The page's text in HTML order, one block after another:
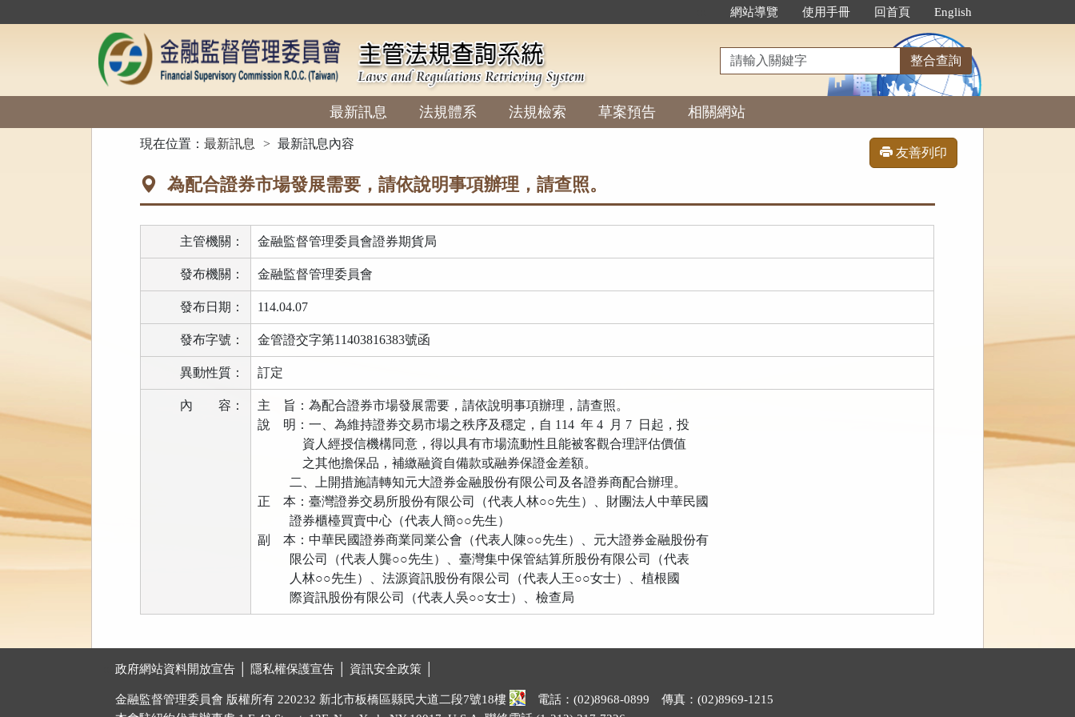
到
網站導覽 使用手冊 回首頁 English
請
輸
入
關
鍵
整合查詢
最新訊息 法規體系 法規檢索 草案預告 相關網站
現在位置：最新訊息 最新訊息內容
友善列印
為配合證券市場發展需要，請依說明事項辦理，請查照。
主管機關： 金融監督管理委員會證券期貨局
發布機關： 金融監督管理委員會
發布日期： 114.04.07
發布字號： 金管證交字第11403816383號函
異動性質： 訂定
內容：
主 旨：為配合證券市場發展需要，請依說明事項辦理，請查照。
說 明：一、為維持證券交易市場之秩序及穩定，自 114 年 4 月 7 日起，投
資人經授信機構同意，得以具有市場流動性且能被客觀合理評估價值
之其他擔保品，補繳融資自備款或融券保證金差額。
二、上開措施請轉知元大證券金融股份有限公司及各證券商配合辦理。
正 本：臺灣證券交易所股份有限公司（代表人林○○先生）、財團法人中華民國
證券櫃檯買賣中心（代表人簡○○先生）
副 本：中華民國證券商業同業公會（代表人陳○○先生）、元大證券金融股份有
限公司（代表人龔○○先生）、臺灣集中保管結算所股份有限公司（代表
人林○○先生）、法源資訊股份有限公司（代表人王○○女士）、植根國
際資訊股份有限公司（代表人吳○○女士）、檢查局
政府網站資料開放宣告 │ 隱私權保護宣告 │ 資訊安全政策 │
金融監督管理委員會 版權所有 220232 新北市板橋區縣民大道二段7號18樓
電話：(02)8968-0899 傳真：(02)8969-1215